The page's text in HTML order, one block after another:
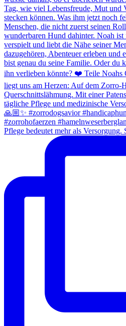
Pflege bedeutet mehr als Versorgung.